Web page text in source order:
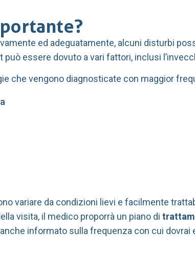
ed adeguatamente, alcuni disturbi
può essere dovuto a vari fattori, inclusi
che vengono diagnosticate con maggior
variare da condizioni lievi e facilmente
visita, il medico proporrà un piano di
informato sulla frequenza con cui dovrai